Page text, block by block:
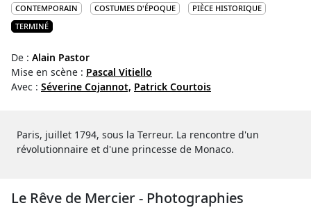
CONTEMPORAIN COSTUMES D'ÉPOQUE
PIÈCE HISTORIQUE
TERMINÉ
De : Alain Pastor
Mise en scène : Pascal Vitiello
Avec : Séverine Cojannot, Patrick Courtois
Paris, juillet 1794, sous la Terreur. La rencontre d'un
révolutionnaire et d'une princesse de Monaco.
Le Rêve de Mercier - Photographies